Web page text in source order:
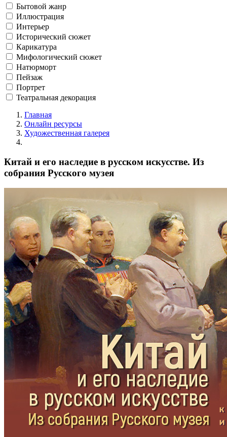
Бытовой жанр
Иллюстрация
Интерьер
Исторический сюжет
Карикатура
Мифологический сюжет
Натюрморт
Пейзаж
Портрет
Театральная декорация
Главная
Онлайн ресурсы
Художественная галерея
Китай и его наследие в русском искусстве. Из
собрания Русского музея